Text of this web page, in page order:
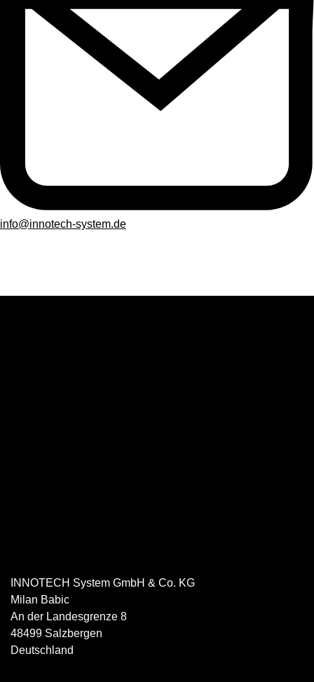
info@innotech-system.de
INNOTECH System GmbH & Co. KG
Milan Babic
An der Landesgrenze 8
48499 Salzbergen
Deutschland